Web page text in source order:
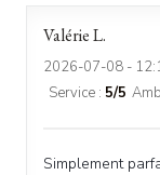
ValérieL
2026-07-08 -
Service : 5/5
Simplement